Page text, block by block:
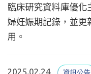
臨床研究資料庫優化
婦妊娠期記錄，並更
用。
2025.02.24